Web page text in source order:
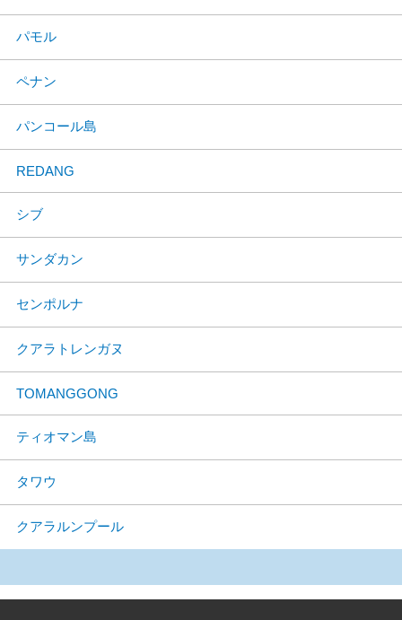
パモル
ペナン
パンコール島
REDANG
シブ
サンダカン
センポルナ
クアラトレンガヌ
TOMANGGONG
ティオマン島
タワウ
クアラルンプール